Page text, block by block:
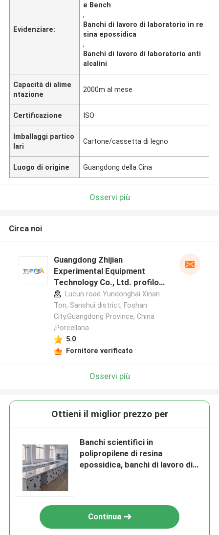
Evidenziare:
e Bench
,
Banchi di lavoro di laboratorio in re
sina epossidica
,
Banchi di lavoro di laboratorio anti
alcalini
Capacità di alime
ntazione
2000m al mese
Certificazione ISO
Imballaggi partico
lari
Cartone/cassetta di legno
Luogo di origine Guangdong della Cina
Osservi più
Circa noi
Guangdong Zhijian
Experimental Equipment
Technology Co., Ltd. profilo
del produttore
Lucun road Yundonghai Xinan
Ton, Sanshui district, Foshan
City,Guangdong Province, China
,Porcellana
5.0
Fornitore verificato
Osservi più
Ottieni il miglior prezzo per
Banchi scientifici in
polipropilene di resina
epossidica, banchi di lavoro di
Continua